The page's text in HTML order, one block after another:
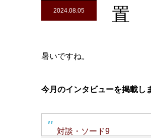
2024.08.05
置
暑いですね。
今月のインタビューを掲載し
対談・ソード9